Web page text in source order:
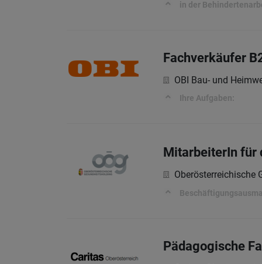
in der
Fachverkäufer
OBI Bau- und
Ihre Aufgaben:
MitarbeiterIn für
Oberösterreichische
Pädagogische